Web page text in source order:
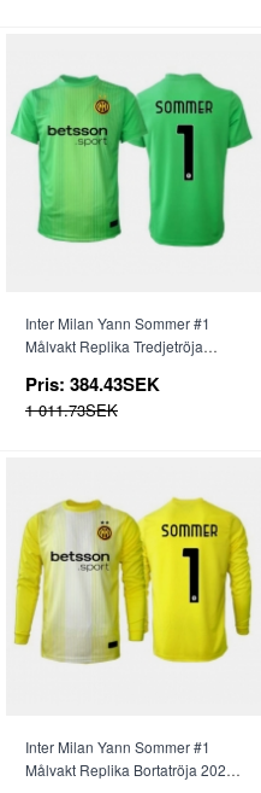
Inter Milan Yann Sommer #1
Målvakt Replika Tredjetröja
Pris: 384.43SEK
1 011.73SEK
Inter Milan Yann Sommer #1
Målvakt Replika Bortatröja 2025-